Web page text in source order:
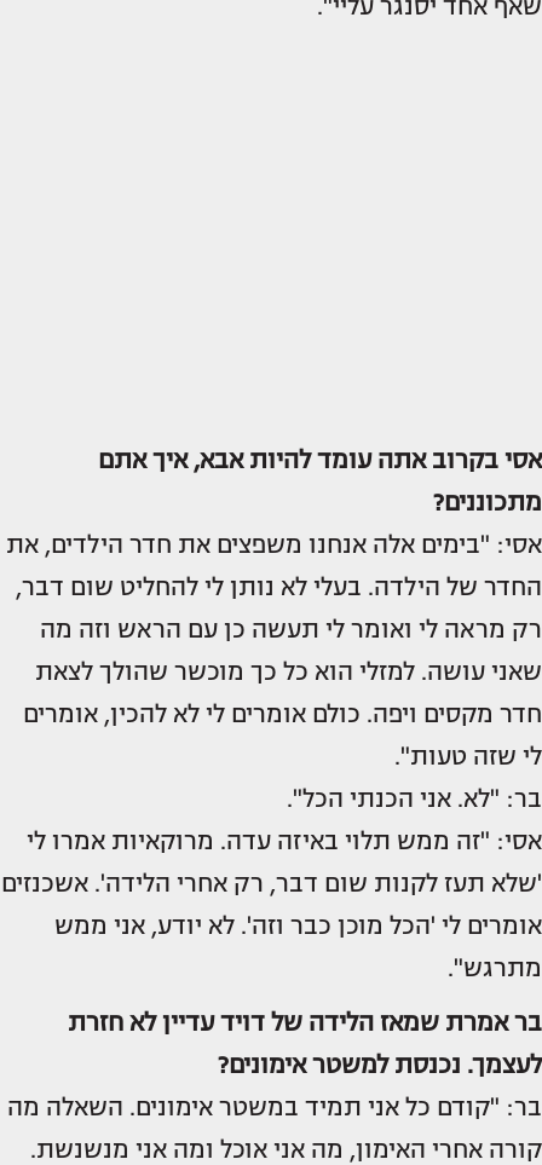
שאף אחד יסנגר עליי".
אסי בקרוב אתה עומד להיות אבא, איך אתם
מתכוננים?
אסי: "בימים אלה אנחנו משפצים את חדר הילדים, את
החדר של הילדה. בעלי לא נותן לי להחליט שום דבר,
רק מראה לי ואומר לי תעשה כן עם הראש וזה מה
שאני עושה. למזלי הוא כל כך מוכשר שהולך לצאת
חדר מקסים ויפה. כולם אומרים לי לא להכין, אומרים
לי שזה טעות".
בר: "לא. אני הכנתי הכל".
אסי: "זה ממש תלוי באיזה עדה. מרוקאיות אמרו לי
'שלא תעז לקנות שום דבר, רק אחרי הלידה'. אשכנזים
אומרים לי 'הכל מוכן כבר וזה'. לא יודע, אני ממש
מתרגש".
בר אמרת שמאז הלידה של דויד עדיין לא חזרת
לעצמך. נכנסת למשטר אימונים?
בר: "קודם כל אני תמיד במשטר אימונים. השאלה מה
קורה אחרי האימון, מה אני אוכל ומה אני מנשנשת.